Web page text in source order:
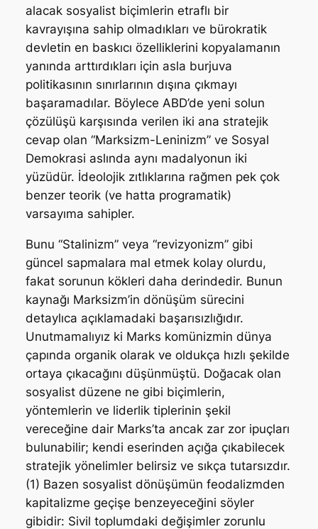
alacak sosyalist biçimlerin etraflı bir
kavrayışına sahip olmadıkları ve bürokratik
devletin en baskıcı özelliklerini kopyalamanın
yanında arttırdıkları için asla burjuva
politikasının sınırlarının dışına çıkmayı
başaramadılar. Böylece ABD’de yeni solun
çözülüşü karşısında verilen iki ana stratejik
cevap olan “Marksizm-Leninizm” ve Sosyal
Demokrasi aslında aynı madalyonun iki
yüzüdür. İdeolojik zıtlıklarına rağmen pek çok
benzer teorik (ve hatta programatik)
varsayıma sahipler.
Bunu “Stalinizm” veya “revizyonizm” gibi
güncel sapmalara mal etmek kolay olurdu,
fakat sorunun kökleri daha derindedir. Bunun
kaynağı Marksizm’in dönüşüm sürecini
detaylıca açıklamadaki başarısızlığıdır.
Unutmamalıyız ki Marks komünizmin dünya
çapında organik olarak ve oldukça hızlı şekilde
ortaya çıkacağını düşünmüştü. Doğacak olan
sosyalist düzene ne gibi biçimlerin,
yöntemlerin ve liderlik tiplerinin şekil
vereceğine dair Marks’ta ancak zar zor ipuçları
bulunabilir; kendi eserinden açığa çıkabilecek
stratejik yönelimler belirsiz ve sıkça tutarsızdır.
(1) Bazen sosyalist dönüşümün feodalizmden
kapitalizme geçişe benzeyeceğini söyler
gibidir: Sivil toplumdaki değişimler zorunlu